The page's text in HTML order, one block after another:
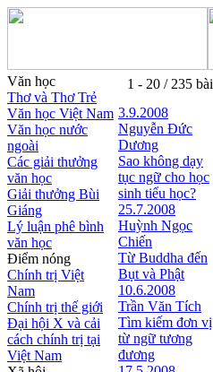
Văn học
Thơ và Thơ Trẻ
Văn học Việt Nam
Văn học nước
ngoài
Các giải thưởng
văn học
Giải thưởng Bùi
Giáng
Lý luận phê bình
văn học
Điểm nóng
Chính trị Việt
Nam
Chính trị thế giới
Đại hội X và cải
cách chính trị tại
Việt Nam
1 - 20 / 235 bài
3.9.2008
Nguyễn Ðức
Dương
Sao không dạy
tục ngữ cho học
sinh tiểu học?
25.7.2008
Huỳnh Ngọc
Chiến
Từ Buddha đến
Bụt và Phật
10.6.2008
Trần Văn Tích
Tìm kiếm đơn vị
từ ngữ tương
đương